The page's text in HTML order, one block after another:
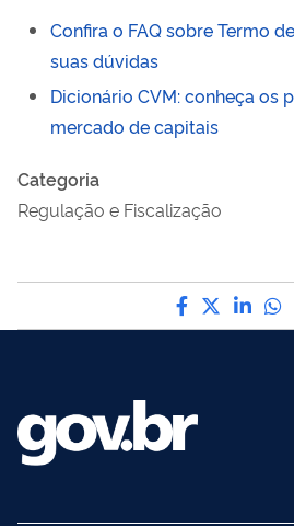
Confira o FAQ sobre Termo
suas dúvidas
Dicionário CVM: conheça os
mercado de capitais
Categoria
Regulação e Fiscalização